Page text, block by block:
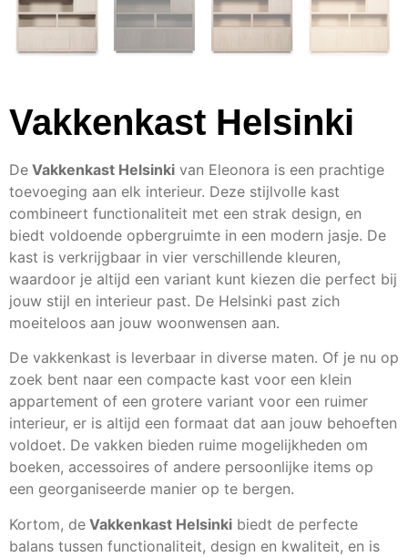
Vakkenkast Helsinki
De Vakkenkast Helsinki van Eleonora is een prachtige
toevoeging aan elk interieur. Deze stijlvolle kast
combineert functionaliteit met een strak design, en
biedt voldoende opbergruimte in een modern jasje. De
kast is verkrijgbaar in vier verschillende kleuren,
waardoor je altijd een variant kunt kiezen die perfect bij
jouw stijl en interieur past. De Helsinki past zich
moeiteloos aan jouw woonwensen aan.
De vakkenkast is leverbaar in diverse maten. Of je nu op
zoek bent naar een compacte kast voor een klein
appartement of een grotere variant voor een ruimer
interieur, er is altijd een formaat dat aan jouw behoeften
voldoet. De vakken bieden ruime mogelijkheden om
boeken, accessoires of andere persoonlijke items op
een georganiseerde manier op te bergen.
Kortom, de Vakkenkast Helsinki biedt de perfecte
balans tussen functionaliteit, design en kwaliteit, en is